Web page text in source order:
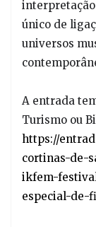
único de
universos
A entrada
Turismo ou
https://
cortinas-de-
ikfem-
especial-de-